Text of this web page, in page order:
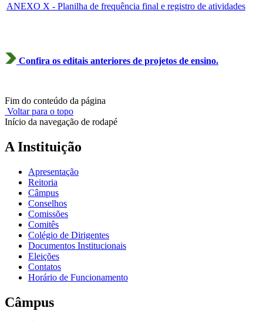
ANEXO X - Planilha de frequência final e registro de atividades
Confira os editais anteriores de projetos de ensino.
Fim do conteúdo da página
Voltar para o topo
Início da navegação de rodapé
A Instituição
Apresentação
Reitoria
Câmpus
Conselhos
Comissões
Comitês
Colégio de Dirigentes
Documentos Institucionais
Eleições
Contatos
Horário de Funcionamento
Câmpus